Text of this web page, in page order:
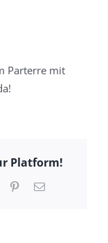
Parterre mit
Platform!
Pinterest
E-